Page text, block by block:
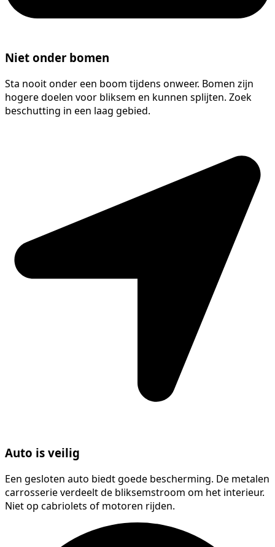
Niet onder bomen
Sta nooit onder een boom tijdens onweer. Bomen zijn
hogere doelen voor bliksem en kunnen splijten. Zoek
beschutting in een laag gebied.
Auto is veilig
Een gesloten auto biedt goede bescherming. De metalen
carrosserie verdeelt de bliksemstroom om het interieur.
Niet op cabriolets of motoren rijden.